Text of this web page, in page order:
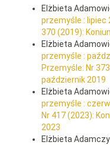
Elżbieta
przemyśle : lipiec
370 (2019):
Elżbieta
przemyśle :
Przemyśle: Nr
październik 2019
Elżbieta
przemyśle :
Nr 417 (2023):
2023
Elżbieta